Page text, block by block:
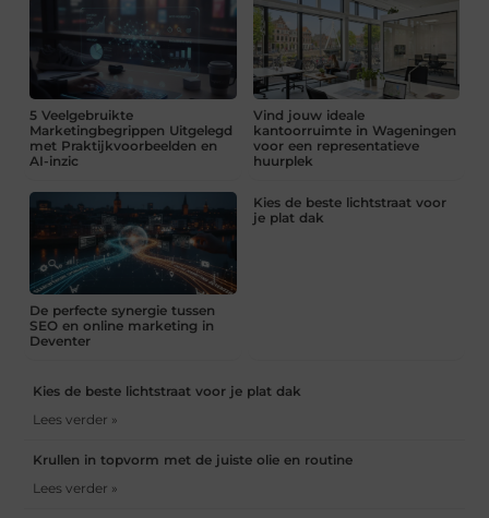
5 Veelgebruikte
Marketingbegrippen Uitgelegd
met Praktijkvoorbeelden en
AI-inzic
Vind jouw ideale
kantoorruimte in Wageningen
voor een representatieve
huurplek
De perfecte synergie tussen
SEO en online marketing in
Deventer
Kies de beste lichtstraat voor
je plat dak
Kies de beste lichtstraat voor je plat dak
Lees verder »
Krullen in topvorm met de juiste olie en routine
Lees verder »